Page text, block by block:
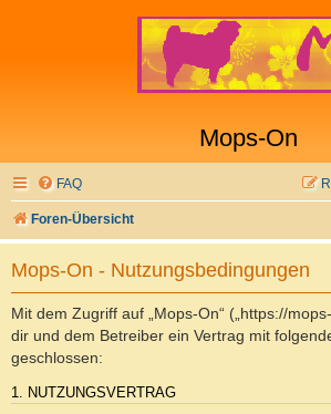
Mops-On
FAQ
Foren-Übersicht
Mops-On - Nutzungsbedingungen
Mit dem Zugriff auf „Mops-On“ („https://
dir und dem Betreiber ein Vertrag mit
geschlossen:
1. NUTZUNGSVERTRAG